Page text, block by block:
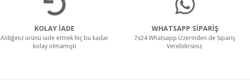
KOLAY İADE
Aldığınız ürünü iade etmek hiç bu kadar
kolay olmamıştı
WHATSAPP SİPARİŞ
7x24 Whatsapp Üzerinden de Sipariş
Verebilirsiniz.